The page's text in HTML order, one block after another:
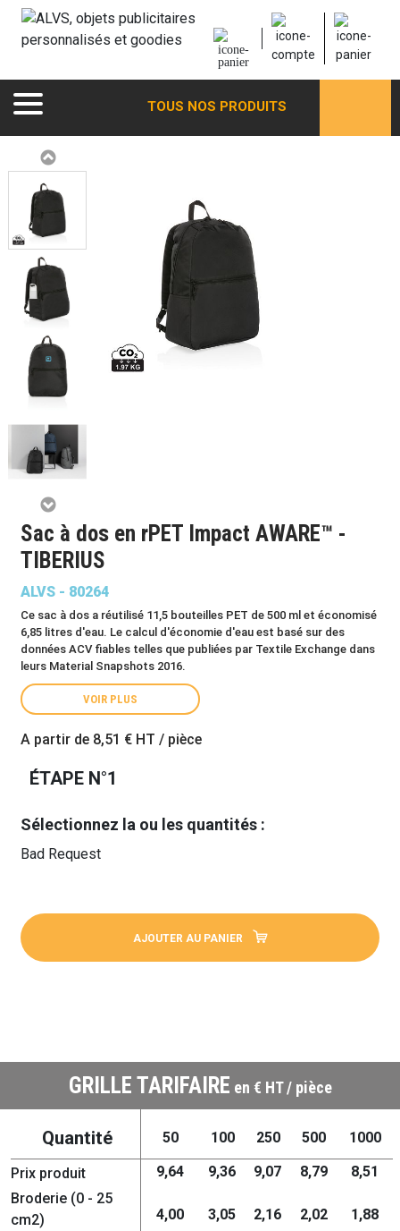
TOUS NOS PRODUITS
Sac à dos en rPET Impact AWARE™ -
TIBERIUS
ALVS - 80264
Ce sac à dos a réutilisé 11,5 bouteilles PET de 500 ml et économisé
6,85 litres d'eau. Le calcul d'économie d'eau est basé sur des
données ACV fiables telles que publiées par Textile Exchange dans
leurs Material Snapshots 2016.
VOIR PLUS
A partir de 8,51 € HT / pièce
ÉTAPE N°1
Sélectionnez la ou les quantités :
Bad Request
AJOUTER AU PANIER
GRILLE TARIFAIRE en € HT / pièce
Quantité 50 100 250 500 1000
Prix produit 9,64 9,36 9,07 8,79
8,51
Broderie (0 - 25
cm2)
4,00 3,05 2,16 2,02 1,88